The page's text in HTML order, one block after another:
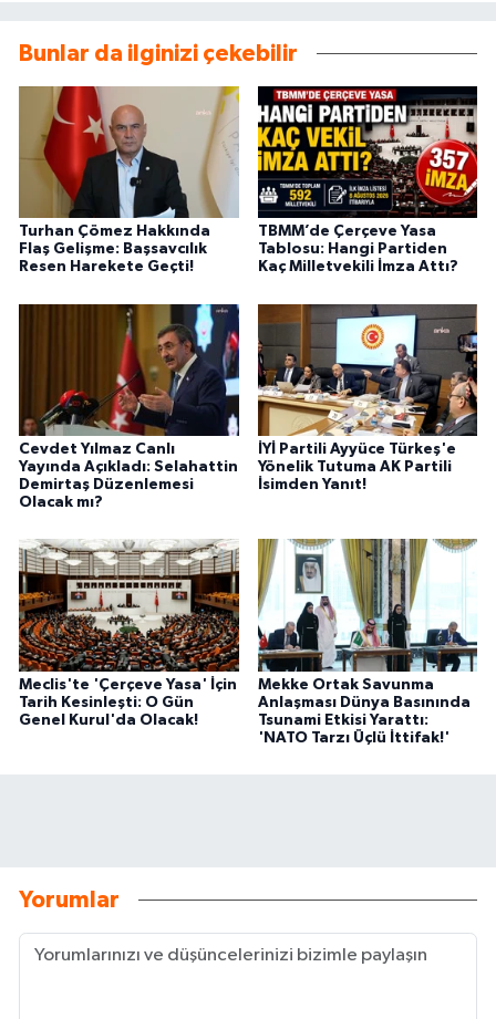
Bunlar da ilginizi çekebilir
Turhan Çömez Hakkında
Flaş Gelişme: Başsavcılık
Resen Harekete Geçti!
TBMM’de Çerçeve Yasa
Tablosu: Hangi Partiden
Kaç Milletvekili İmza Attı?
Cevdet Yılmaz Canlı
Yayında Açıkladı: Selahattin
Demirtaş Düzenlemesi
Olacak mı?
İYİ Partili Ayyüce Türkeş'e
Yönelik Tutuma AK Partili
İsimden Yanıt!
Meclis'te 'Çerçeve Yasa' İçin
Tarih Kesinleşti: O Gün
Genel Kurul'da Olacak!
Mekke Ortak Savunma
Anlaşması Dünya Basınında
Tsunami Etkisi Yarattı:
'NATO Tarzı Üçlü İttifak!'
Yorumlar